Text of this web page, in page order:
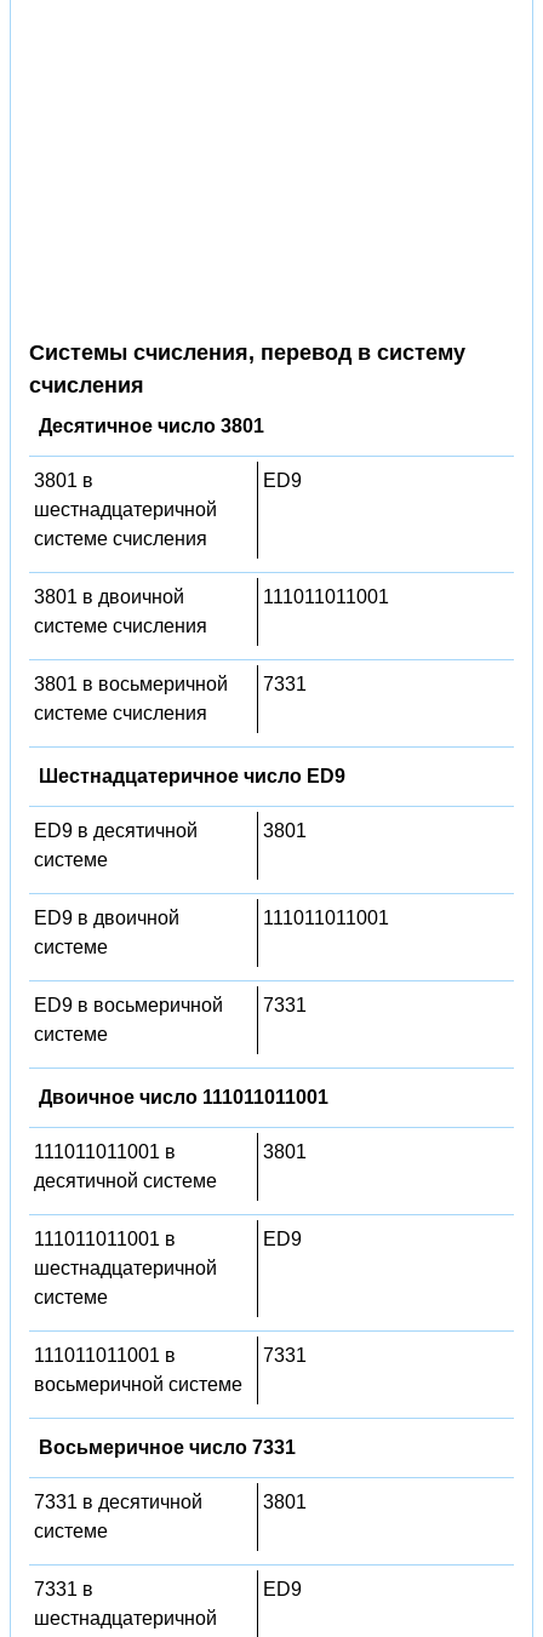
Системы счисления, перевод в систему
счисления
Десятичное число 3801
3801 в
шестнадцатеричной
системе счисления
ED9
3801 в двоичной
системе счисления
111011011001
3801 в восьмеричной
системе счисления
7331
Шестнадцатеричное число ED9
ED9 в десятичной
системе
3801
ED9 в двоичной
системе
111011011001
ED9 в восьмеричной
системе
7331
Двоичное число 111011011001
111011011001 в
десятичной системе
3801
111011011001 в
шестнадцатеричной
системе
ED9
111011011001 в
восьмеричной системе
7331
Восьмеричное число 7331
7331 в десятичной
системе
3801
7331 в
шестнадцатеричной
ED9